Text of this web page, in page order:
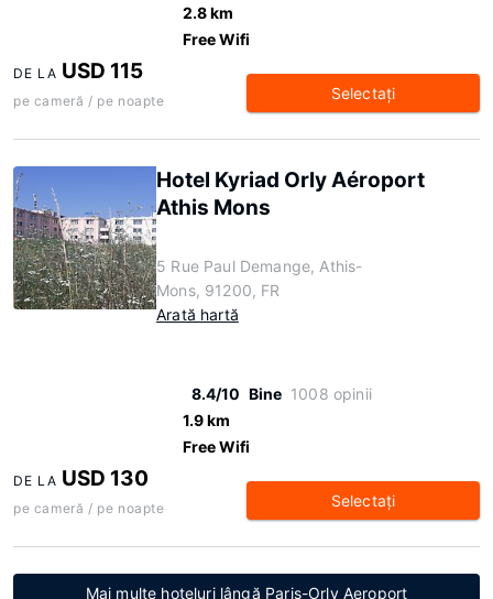
2.8 km
Free Wifi
DE LA USD 115
pe cameră / pe noapte Selectaţi
Hotel Kyriad Orly Aéroport
Athis Mons
5 Rue Paul Demange, Athis-
Mons, 91200, FR
Arată hartă
8.4/10 Bine 1008 opinii
1.9 km
Free Wifi
DE LA USD 130
pe cameră / pe noapte Selectaţi
Mai multe hoteluri lângă Paris-Orly Aeroport